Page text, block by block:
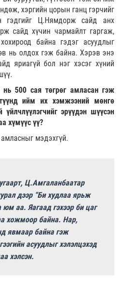
хэргийн цорын ганц гэрчийг
гэдгийг Ц.Нямдорж сайд анх
сайд хүчин чармайлт гаргаж,
байна гэдэг асуудлыг
нь олдох гэж байна. Хэрэв энэ
яриагүй бол нэг хэсэг хүний
500 сая төгрөг амласан гэж
ийм их хэмжээний мөнгө
эрүүдэн шүүсэн
хүмүүс үү?
мэдэхгүй.
Ц.Амгаланбаатар
дээр “Би худлаа ярьж
юм аа. Яагаад гэхээр би цаг
хожмоор байна. Нар,
явмаар байна гэж
асуудлыг хэлэлцэхэд
хэлсэн.